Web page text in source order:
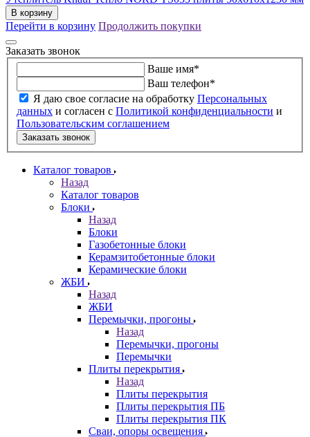
В корзину
Перейти в корзину Продолжить покупки
Заказать звонок
Ваше имя*
Ваш телефон*
Я даю свое согласие на обработку Персональных
данных и согласен с Политикой конфиденциальности и
Пользовательским соглашением
Заказать звонок
Каталог товаров
Назад
Каталог товаров
Блоки
Назад
Блоки
Газобетонные блоки
Керамзитобетонные блоки
Керамические блоки
ЖБИ
Назад
ЖБИ
Перемычки, прогоны
Назад
Перемычки, прогоны
Перемычки
Плиты перекрытия
Назад
Плиты перекрытия
Плиты перекрытия ПБ
Плиты перекрытия ПК
Сваи, опоры освещения